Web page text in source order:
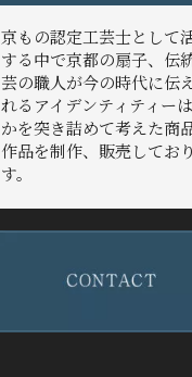
京もの認定工芸士として
する中で京都の扇子、伝
芸の職人が今の時代に伝
れるアイデンティティー
かを突き詰めて考えた商品
作品を制作、販売してお
す。